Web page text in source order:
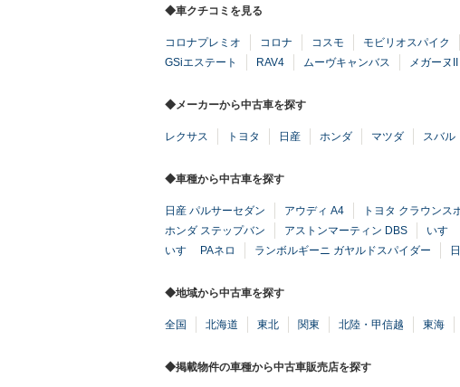
◆車クチコミを見る
コロナプレミオ コロナ コスモ モビリオスパイク
GSiエステート
RAV4 ムーヴキャンバス メガーヌII
◆メーカーから中古車を探す
レクサス トヨタ 日産 ホンダ マツダ スバル
◆車種から中古車を探す
日産 パルサーセダン アウディ A4 トヨタ クラウンス
ホンダ ステップバン
アストンマーティン DBS いす
いすゞ PAネロ
ランボルギーニ ガヤルドスパイダー
◆地域から中古車を探す
全国 北海道 東北 関東 北陸・甲信越 東海
◆掲載物件の車種から中古車販売店を探す